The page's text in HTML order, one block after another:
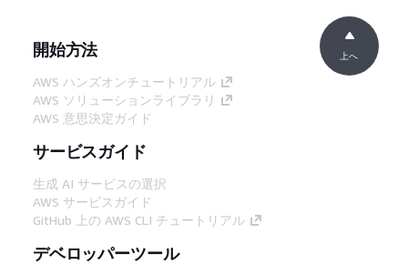
開始方法
AWS ハンズオンチュートリアル
AWS ソリューションライブラリ
AWS 意思決定ガイド
サービスガイド
生成 AI サービスの選択
AWS サービスガイド
GitHub 上の AWS CLI チュートリアル
デベロッパーツール
上へ